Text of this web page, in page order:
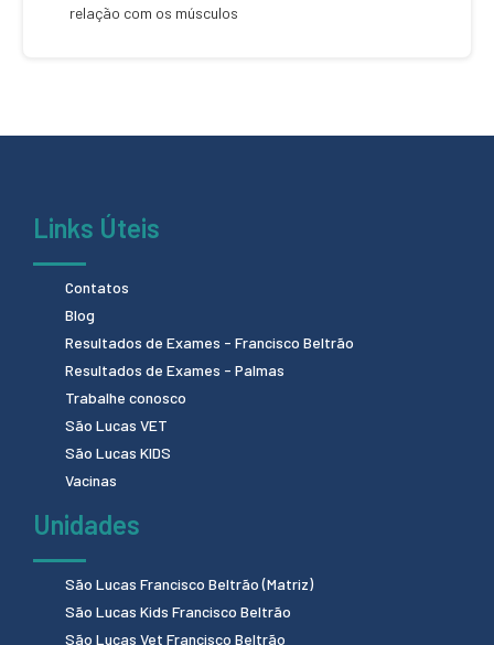
relação com os músculos
Links Úteis
Contatos
Blog
Resultados de Exames - Francisco Beltrão
Resultados de Exames - Palmas
Trabalhe conosco
São Lucas VET
São Lucas KIDS
Vacinas
Unidades
São Lucas Francisco Beltrão (Matriz)
São Lucas Kids Francisco Beltrão
São Lucas Vet Francisco Beltrão